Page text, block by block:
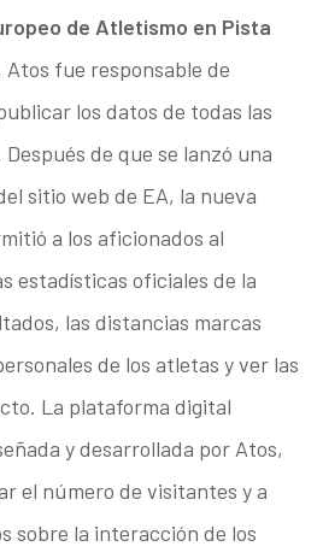
de Atletismo en Pista
Atos fue responsable de
los datos de todas las
de que se lanzó una
sitio web de EA, la nueva
a los aficionados al
estadísticas oficiales de la
las distancias marcas
de los atletas y ver las
La plataforma digital
y desarrollada por Atos,
el número de visitantes y a
sobre la interacción de los